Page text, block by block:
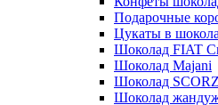
Подарочные
Цукаты в
Шоколад FIAT
Шоколад Majani
Шоколад
Шоколад